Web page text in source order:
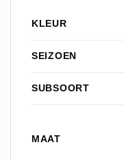
KLEUR
SEIZOEN
SUBSOORT
MAAT